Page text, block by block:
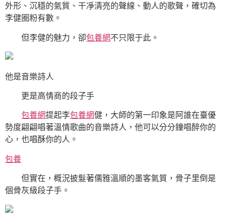
外形、沉穩的氣質、干凈清亮的聲線、動人的歌聲，確切為
李健圈粉有數。
但李健的魅力，卻包養網不只限于此。
他是音樂詩人
更是高情商的段子手
包養網提起李包養網健，大師的第一印象是阿誰在臺優
勢度翩翩唱著溫情歌曲的音樂詩人，他可以分分鐘唱醉你的
心，也唱酥你的人。
包養
但實在，概況披髮著儒雅溫順的墨客氣質，骨子里倒是
個骨灰級段子手。